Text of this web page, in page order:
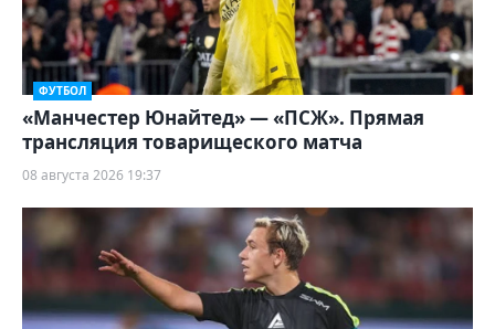
ФУТБОЛ
«Манчестер Юнайтед» — «ПСЖ». Прямая
трансляция товарищеского матча
08 августа 2026 19:37